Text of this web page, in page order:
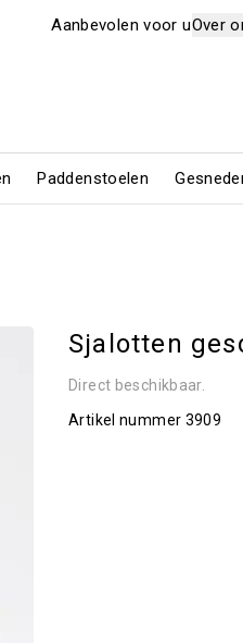
Aanbevolen voor uOver
Paddenstoelen
Sjalotten
Direct beschikbaar.
Artikel nummer 3909